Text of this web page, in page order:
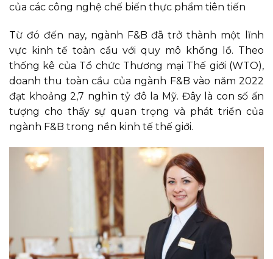
của các công nghệ chế biến thực phẩm tiên tiến
Từ đó đến nay, ngành F&B đã trở thành một lĩnh
vực kinh tế toàn cầu với quy mô khổng lồ. Theo
thống kê của Tổ chức Thương mại Thế giới (WTO),
doanh thu toàn cầu của ngành F&B vào năm 2022
đạt khoảng 2,7 nghìn tỷ đô la Mỹ. Đây là con số ấn
tượng cho thấy sự quan trọng và phát triển của
ngành F&B trong nền kinh tế thế giới.